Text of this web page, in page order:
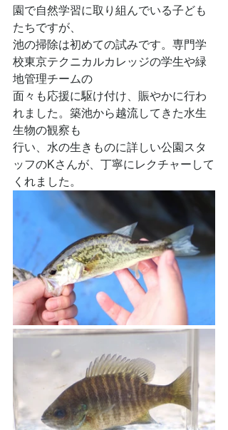
園で自然学習に取り組んでいる子ども
たちですが、
池の掃除は初めての試みです。専門学
校東京テクニカルカレッジの学生や緑
地管理チームの
面々も応援に駆け付け、賑やかに行わ
れました。築池から越流してきた水生
生物の観察も
行い、水の生きものに詳しい公園スタ
ッフのKさんが、丁寧にレクチャーして
くれました。